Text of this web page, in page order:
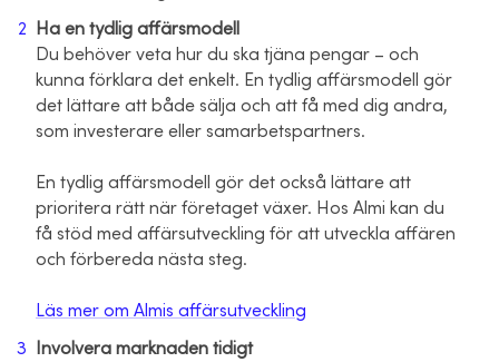
Ha en tydlig affärsmodell
Du behöver veta hur du ska tjäna pengar – och
kunna förklara det enkelt. En tydlig affärsmodell gör
det lättare att både sälja och att få med dig andra,
som investerare eller samarbetspartners.
En tydlig affärsmodell gör det också lättare att
prioritera rätt när företaget växer. Hos Almi kan du
få stöd med affärsutveckling för att utveckla affären
och förbereda nästa steg.
Läs mer om Almis affärsutveckling
Involvera marknaden tidigt